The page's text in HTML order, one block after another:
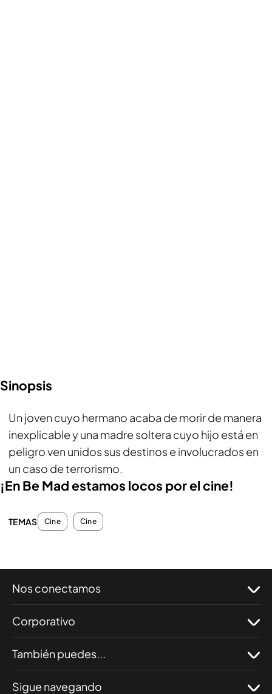
Sinopsis
Un joven cuyo hermano acaba de morir de manera
inexplicable y una madre soltera cuyo hijo está en
peligro ven unidos sus destinos e involucrados en
un caso de terrorismo.
¡En Be Mad estamos locos por el cine!
TEMAS Cine Cine
Nos conectamos
Corporativo
También puedes...
Sigue navegando